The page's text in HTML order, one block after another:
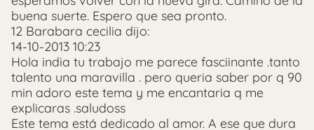
buena suerte. Espero que sea pronto.
12 Barabara cecilia dijo:
14-10-2013 10:23
Hola india tu trabajo me parece fasciinante .tanto
talento una maravilla . pero queria saber por q 90
min adoro este tema y me encantaria q me
explicaras .saludoss
Este tema está dedicado al amor. A ese que dura